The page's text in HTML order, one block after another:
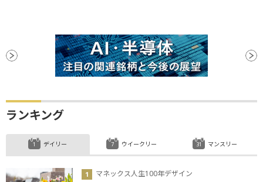
ランキング
デイリー
マネックス人生100年デザイン
ウイークリー マンスリー